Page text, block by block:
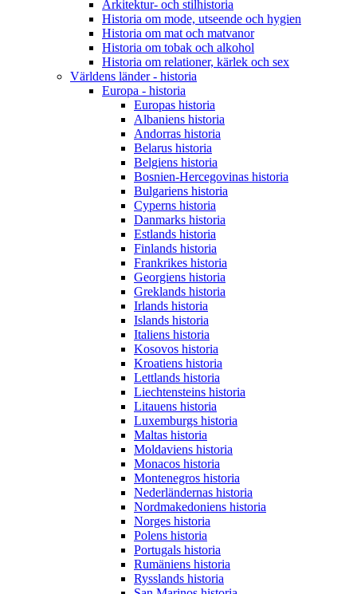
Arkitektur- och stilhistoria
Historia om mode, utseende och hygien
Historia om mat och matvanor
Historia om tobak och alkohol
Historia om relationer, kärlek och sex
Världens länder - historia
Europa - historia
Europas historia
Albaniens historia
Andorras historia
Belarus historia
Belgiens historia
Bosnien-Hercegovinas historia
Bulgariens historia
Cyperns historia
Danmarks historia
Estlands historia
Finlands historia
Frankrikes historia
Georgiens historia
Greklands historia
Irlands historia
Islands historia
Italiens historia
Kosovos historia
Kroatiens historia
Lettlands historia
Liechtensteins historia
Litauens historia
Luxemburgs historia
Maltas historia
Moldaviens historia
Monacos historia
Montenegros historia
Nederländernas historia
Nordmakedoniens historia
Norges historia
Polens historia
Portugals historia
Rumäniens historia
Rysslands historia